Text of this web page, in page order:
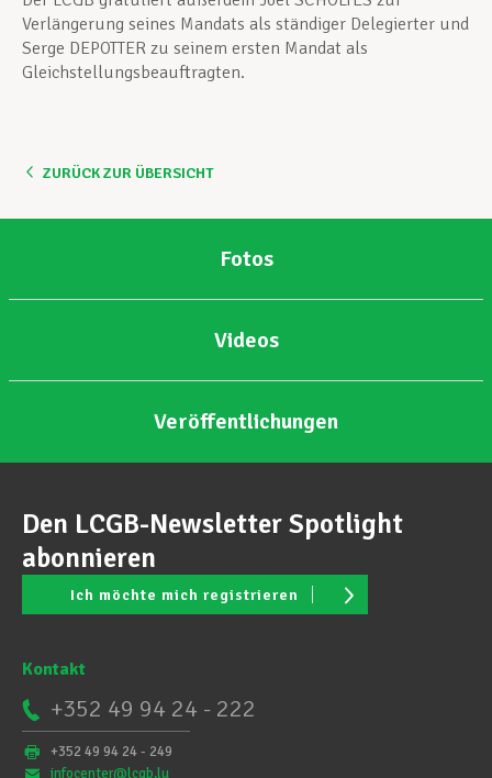
Verlängerung seines Mandats als ständiger Delegierter und
Serge DEPOTTER zu seinem ersten Mandat als
Gleichstellungsbeauftragten.
ZURÜCK ZUR ÜBERSICHT
Fotos
Videos
Veröffentlichungen
Den LCGB-Newsletter Spotlight
abonnieren
Ich möchte mich registrieren
Kontakt
+352 49 94 24 - 222
+352 49 94 24 - 249
infocenter@lcgb.lu